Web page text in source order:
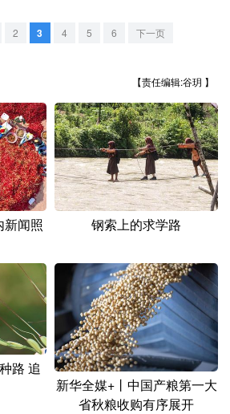
江苏
徽 福建 江西
南 湖北 湖南
西 海南 重庆
州 云南 西藏
古 黑龙江
Français عربى
2 3 4 5 6 下一页
【责任编辑:谷玥 】
新闻照
钢索上的求学路
路 追
新华全媒+丨中国产粮第一大
省秋粮收购有序展开